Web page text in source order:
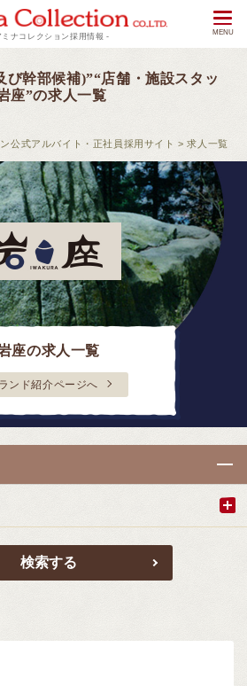
ミナコレクション採用情報 -
び幹部候補)”“店舗・施設スタッ
座”の求人一覧
公式アルバイト・正社員採用サイト > 求人一覧
座の求人一覧
ンド紹介ページへ